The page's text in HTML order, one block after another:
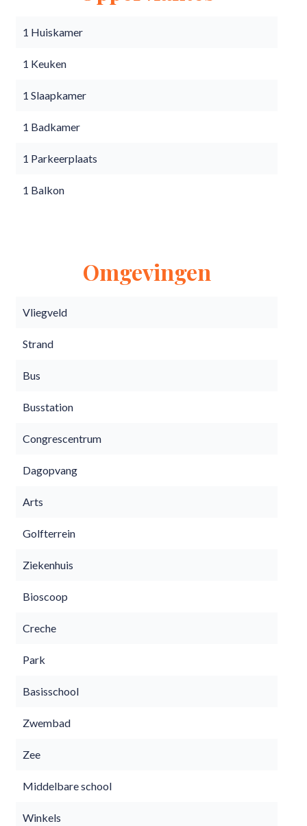
1 Huiskamer
1 Keuken
1 Slaapkamer
1 Badkamer
1 Parkeerplaats
1 Balkon
Omgevingen
Vliegveld
Strand
Bus
Busstation
Congrescentrum
Dagopvang
Arts
Golfterrein
Ziekenhuis
Bioscoop
Creche
Park
Basisschool
Zwembad
Zee
Middelbare school
Winkels